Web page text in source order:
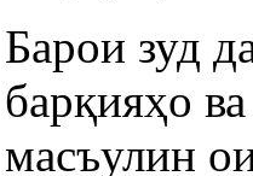
Барои зуд
барқияҳо
масъулин